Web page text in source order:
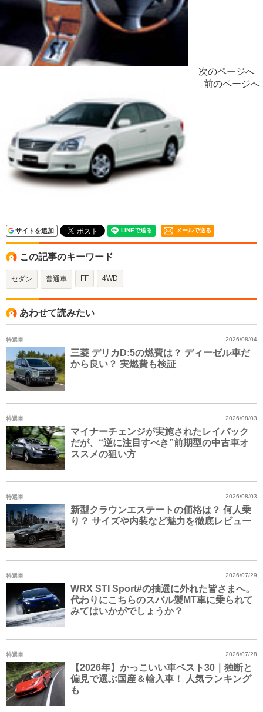
次のページへ
前のページへ
サイトを追加 メールで送る
この記事のキーワード
セダン 普通車 FF 4WD
あわせて読みたい
特選車
三菱 デリカD:5の燃費は？ ディーゼル車だ
から良い？ 実燃費も検証
2026/08/04
特選車
マイナーチェンジが実施されたレイバック
だが、“逆に注目すべき”前期型の中古車オ
ススメの狙い方
2026/08/03
特選車
新型クラウンエステートの価格は？ 何人乗
り？ サイズや内装など魅力を徹底レビュー
2026/08/03
特選車
WRX STI Sport#の抽選に外れた皆さまへ。
代わりにこちらのスバル製MT車に乗られて
みてはいかがでしょうか？
2026/07/29
特選車
【2026年】かっこいい車ベスト30｜独断と
偏見で選ぶ国産＆輸入車！ 人気ランキング
も
2026/07/28